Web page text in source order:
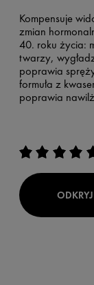
Kompensuje
zmian
40. roku życia:
twarzy,
poprawia
formuła z
poprawia
ODKRYJ